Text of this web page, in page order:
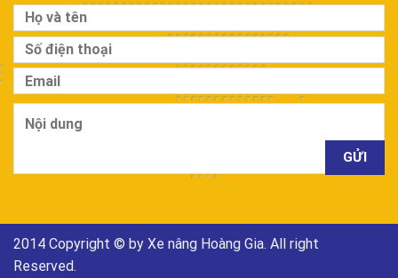
2014 Copyright © by Xe nâng Hoàng Gia. All right
Reserved.